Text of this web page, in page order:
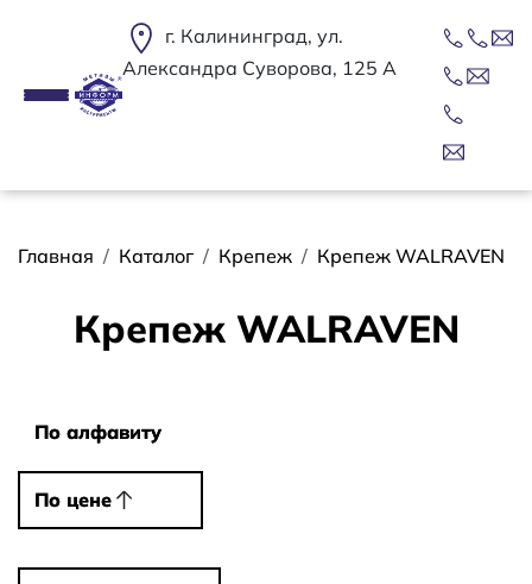
г. Калининград, ул.
Александра Суворова, 125 А
Строка навигации
Главная Каталог Крепеж Крепеж WALRAVEN
Крепеж WALRAVEN
По алфавиту
По алфавиту
По цене
По цене